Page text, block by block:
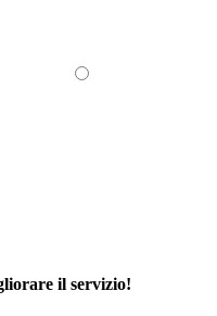
il servizio!